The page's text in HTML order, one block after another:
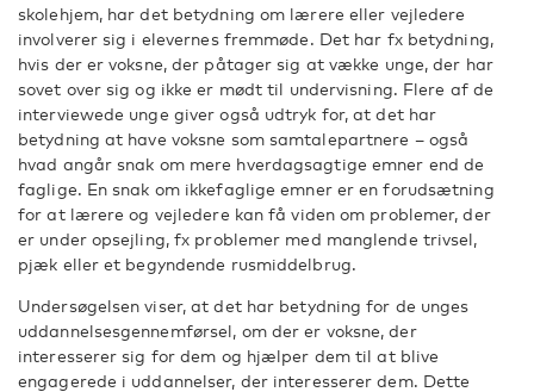
skolehjem, har det betydning om lærere eller vejledere
involverer sig i elevernes fremmøde. Det har fx betydning,
hvis der er voksne, der påtager sig at vække unge, der har
sovet over sig og ikke er mødt til undervisning. Flere af de
interviewede unge giver også udtryk for, at det har
betydning at have voksne som samtalepartnere – også
hvad angår snak om mere hverdagsagtige emner end de
faglige. En snak om ikkefaglige emner er en forudsætning
for at lærere og vejledere kan få viden om problemer, der
er under opsejling, fx problemer med manglende trivsel,
pjæk eller et begyndende rusmiddelbrug.
Undersøgelsen viser, at det har betydning for de unges
uddannelsesgennemførsel, om der er voksne, der
interesserer sig for dem og hjælper dem til at blive
engagerede i uddannelser, der interesserer dem. Dette